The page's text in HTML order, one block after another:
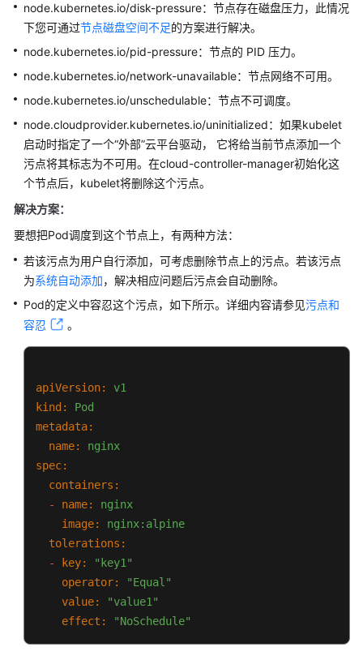
负
工
载
异
常
问
查
工
负
状
方
工
作
负
载
异
常：
node.kubernetes.io/disk-pressure：节点存在磁盘压力，此情况
下您可通过节点磁盘空间不足的方案进行解决。
node.kubernetes.io/pid-pressure：节点的 PID 压力。
node.kubernetes.io/network-unavailable：节点网络不可用。
node.kubernetes.io/unschedulable：节点不可调度。
node.cloudprovider.kubernetes.io/uninitialized：如果kubelet
启动时指定了一个“外部”云平台驱动， 它将给当前节点添加一个
污点将其标志为不可用。在cloud-controller-manager初始化这
个节点后，kubelet将删除这个污点。
解决方案：
要想把Pod调度到这个节点上，有两种方法：
若该污点为用户自行添加，可考虑删除节点上的污点。若该污点
为系统自动添加，解决相应问题后污点会自动删除。
Pod的定义中容忍这个污点，如下所示。详细内容请参见污点和
容忍
。
apiVersion:
v1
kind:
Pod
metadata:
name:
nginx
spec:
containers:
-
name:
nginx
image:
nginx:alpine
tolerations:
-
key:
"key1"
operator:
"Equal"
value:
"value1"
effect:
"NoSchedule"